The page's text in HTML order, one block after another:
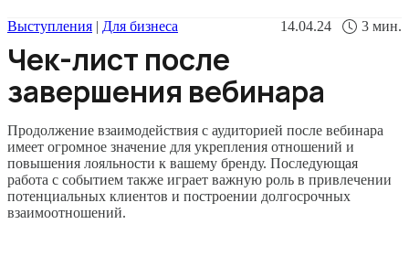
Выступления | Для бизнеса 14.04.24 3 мин.
Чек-лист после
завершения вебинара
Продолжение взаимодействия с аудиторией после вебинара
имеет огромное значение для укрепления отношений и
повышения лояльности к вашему бренду. Последующая
работа с событием также играет важную роль в привлечении
потенциальных клиентов и построении долгосрочных
взаимоотношений.